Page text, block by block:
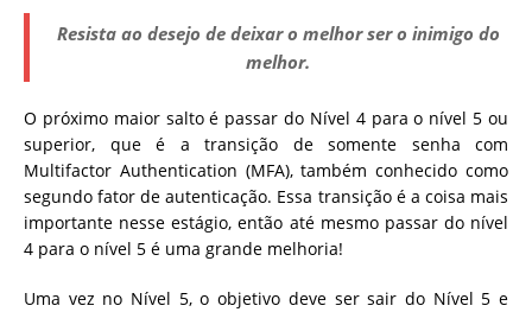
Resista ao desejo de deixar o melhor ser o inimigo do
melhor.
O próximo maior salto é passar do Nível 4 para o nível 5 ou
superior, que é a transição de somente senha com
Multifactor Authentication (MFA), também conhecido como
segundo fator de autenticação. Essa transição é a coisa mais
importante nesse estágio, então até mesmo passar do nível
4 para o nível 5 é uma grande melhoria!
Uma vez no Nível 5, o objetivo deve ser sair do Nível 5 e